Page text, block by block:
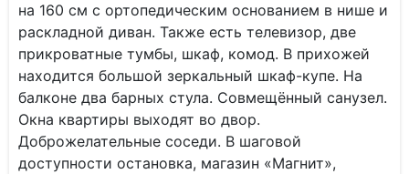
на 160 см с ортопедическим основанием в нише и
раскладной диван. Также есть телевизор, две
прикроватные тумбы, шкаф, комод. В прихожей
находится большой зеркальный шкаф-купе. На
балконе два барных стула. Совмещённый санузел.
Окна квартиры выходят во двор.
Доброжелательные соседи. В шаговой
доступности остановка, магазин «Магнит»,